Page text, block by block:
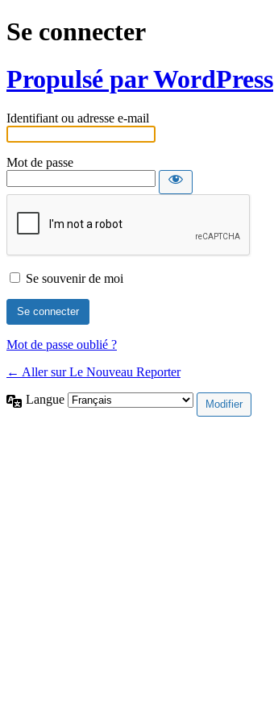
Se connecter
Propulsé par WordPress
Identifiant ou adresse e-mail
Mot de passe
Se souvenir de moi
Mot de passe oublié ?
← Aller sur Le Nouveau Reporter
Langue